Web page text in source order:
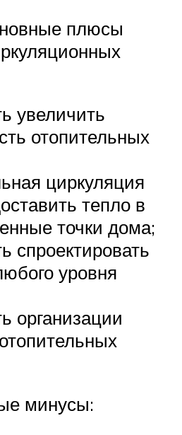
плюсы
увеличить
отопительных
циркуляция
тепло в
точки дома;
спроектировать
уровня
организации
минусы: